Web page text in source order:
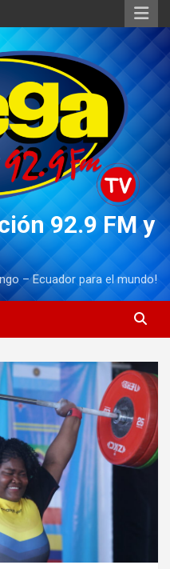
92.9 FM y
– Ecuador para el mundo!